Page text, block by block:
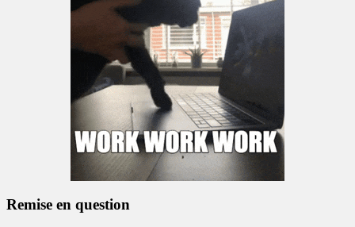
Remise en question